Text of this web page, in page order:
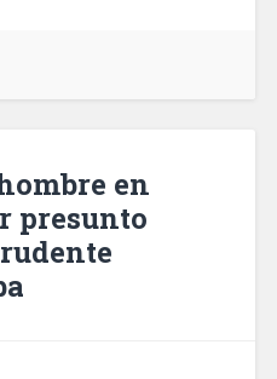
en
presunto